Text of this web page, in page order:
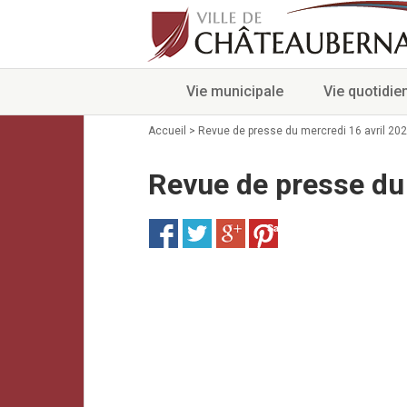
Vie municipale Vie
Accueil > Revue de presse du mercredi 16 avril
Revue de presse
Save